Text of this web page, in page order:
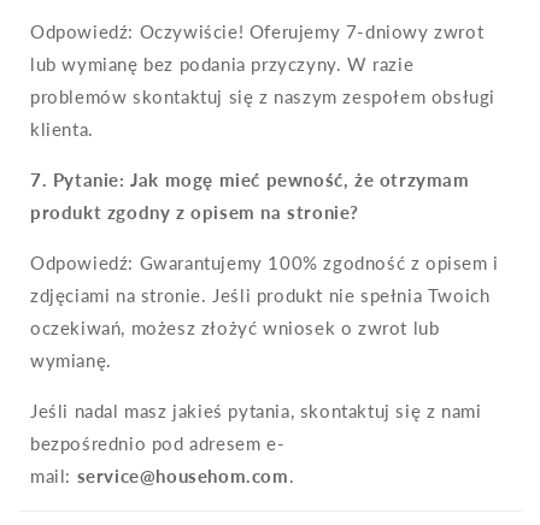
Odpowiedź: Oczywiście! Oferujemy 7-dniowy zwrot
lub wymianę bez podania przyczyny. W razie
problemów skontaktuj się z naszym zespołem obsługi
klienta.
7. Pytanie: Jak mogę mieć pewność, że otrzymam
produkt zgodny z opisem na stronie?
Odpowiedź: Gwarantujemy 100% zgodność z opisem i
zdjęciami na stronie. Jeśli produkt nie spełnia Twoich
oczekiwań, możesz złożyć wniosek o zwrot lub
wymianę.
Jeśli nadal masz jakieś pytania, skontaktuj się z nami
bezpośrednio pod adresem e-
mail: service@househom.com.